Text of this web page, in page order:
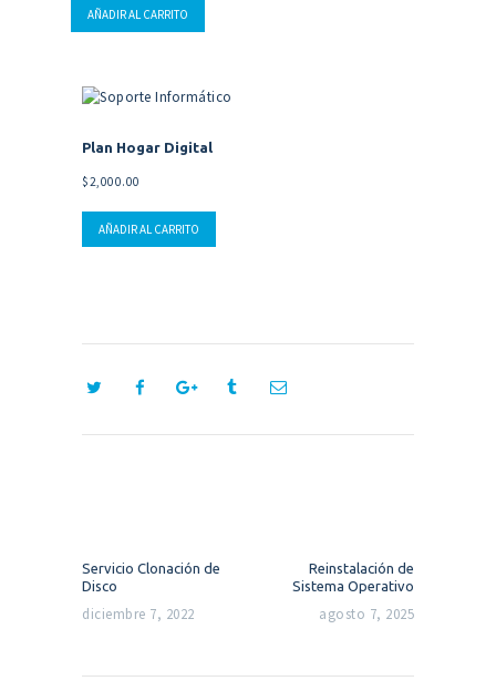
AÑADIR AL CARRITO
Plan Hogar Digital
$2,000.00
AÑADIR AL CARRITO
Previous
post:
Servicio Clonación de
Disco
diciembre 7, 2022
Reinstalación de
Sistema Operativo
agosto 7, 2025